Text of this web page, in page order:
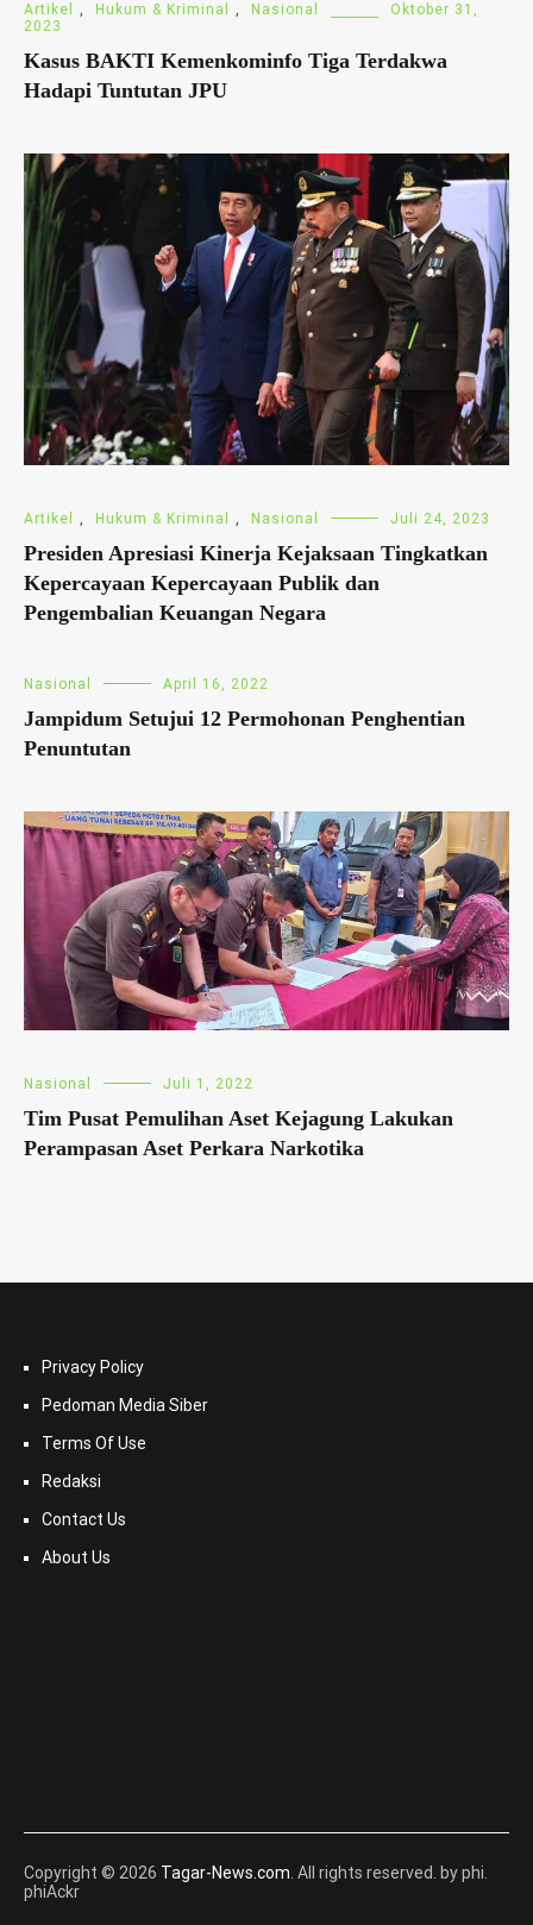
Artikel , Hukum & Kriminal , Nasional
Oktober 31,
2023
Kasus BAKTI Kemenkominfo Tiga Terdakwa
Hadapi Tuntutan JPU
Artikel , Hukum & Kriminal , Nasional Juli 24, 2023
Presiden Apresiasi Kinerja Kejaksaan Tingkatkan
Kepercayaan Kepercayaan Publik dan
Pengembalian Keuangan Negara
Nasional April 16, 2022
Jampidum Setujui 12 Permohonan Penghentian
Penuntutan
Nasional Juli 1, 2022
Tim Pusat Pemulihan Aset Kejagung Lakukan
Perampasan Aset Perkara Narkotika
Privacy Policy
Pedoman Media Siber
Terms Of Use
Redaksi
Contact Us
About Us
Copyright © 2026 Tagar-News.com . All rights reserved. by phi.
phiAckr